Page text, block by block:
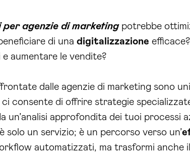
agenzie di marketingpotrebbe
di una digitalizzazione
aumentare le vendite?
dalle agenzie di marketing sono
ci consente di offrire strategie
approfondita dei tuoi processi
un servizio; è un percorso verso un’
automatizzati, ma trasformi anche